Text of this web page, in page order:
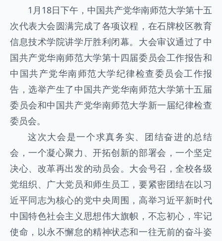
1月18日下午，中国共产党华南师范大学第十五
次代表大会圆满完成了各项议程，在石牌校区教育
信息技术学院讲学厅胜利闭幕。大会审议通过了中
国共产党华南师范大学第十四届委员会工作报告和
中国共产党华南师范大学纪律检查委员会工作报
告，选举产生了中国共产党华南师范大学第十五届
委员会和中国共产党华南师范大学新一届纪律检查
委员会。
这次大会是一个求真务实、团结奋进的总结
会，一个凝心聚力、开拓创新的部署会，一个坚定
决心、改革再出发的动员会。大会号召，全校各级
党组织、广大党员和师生员工，要紧密团结在以习
近平同志为核心的党中央周围，高举习近平新时代
中国特色社会主义思想伟大旗帜，不忘初心，牢记
使命，以永不懈怠的精神状态和一往无前的奋斗姿